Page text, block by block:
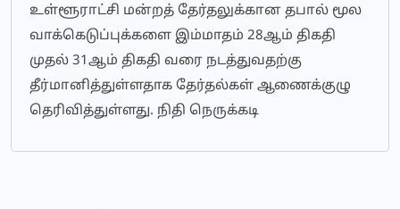
உள்ளூராட்சி மன்றத் தேர்தலுக்கான தபால் மூல
வாக்கெடுப்புக்களை இம்மாதம் 28ஆம் திகதி
முதல் 31ஆம் திகதி வரை நடத்துவதற்கு
தீர்மானித்துள்ளதாக தேர்தல்கள் ஆணைக்குழு
தெரிவித்துள்ளது. நிதி நெருக்கடி